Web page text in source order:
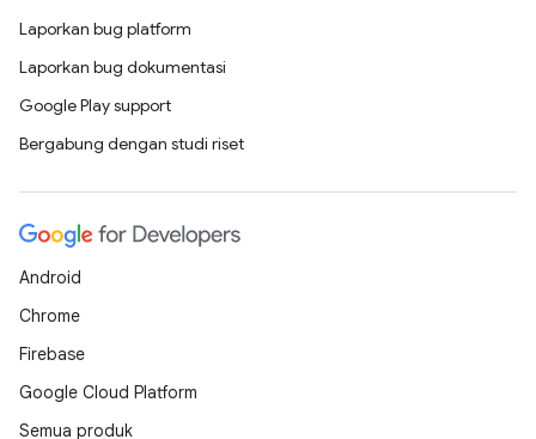
Laporkan bug platform
Laporkan bug dokumentasi
Google Play support
Bergabung dengan studi riset
Android
Chrome
Firebase
Google Cloud Platform
Semua produk